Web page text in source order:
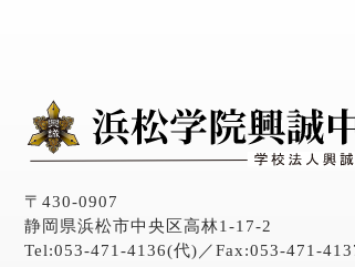
〒430-0907
静岡県浜松市中央区高林1-17-2
Tel:053-471-4136(代)／Fax:053-471-